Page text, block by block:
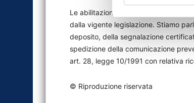
Le abilitazioni amministrative.
dalla vigente legislazione. Stiamo
deposito, della segnalazione
spedizione della comunicazione
art. 28, legge 10/1991 con relativa
© Riproduzione riservata